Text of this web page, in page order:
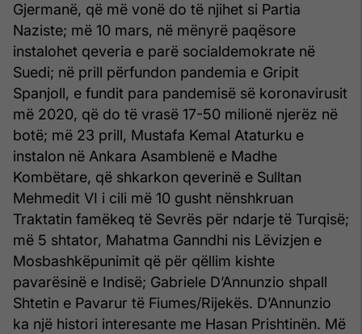
Gjermanë, që më vonë do të njihet si Partia
Naziste; më 10 mars, në mënyrë paqësore
instalohet qeveria e parë socialdemokrate në
Suedi; në prill përfundon pandemia e Gripit
Spanjoll, e fundit para pandemisë së koronavirusit
më 2020, që do të vrasë 17-50 milionë njerëz në
botë; më 23 prill, Mustafa Kemal Ataturku e
instalon në Ankara Asamblenë e Madhe
Kombëtare, që shkarkon qeverinë e Sulltan
Mehmedit VI i cili më 10 gusht nënshkruan
Traktatin famëkeq të Sevrës për ndarje të Turqisë;
më 5 shtator, Mahatma Ganndhi nis Lëvizjen e
Mosbashkëpunimit që për qëllim kishte
pavarësinë e Indisë; Gabriele D’Annunzio shpall
Shtetin e Pavarur të Fiumes/Rijekës. D’Annunzio
ka një histori interesante me Hasan Prishtinën. Më